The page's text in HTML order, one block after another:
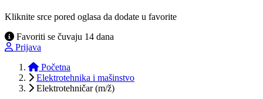
Kliknite srce pored oglasa da dodate u favorite
Favoriti se čuvaju 14 dana
Prijava
Početna
Elektrotehnika i mašinstvo
Elektrotehničar (m/ž)